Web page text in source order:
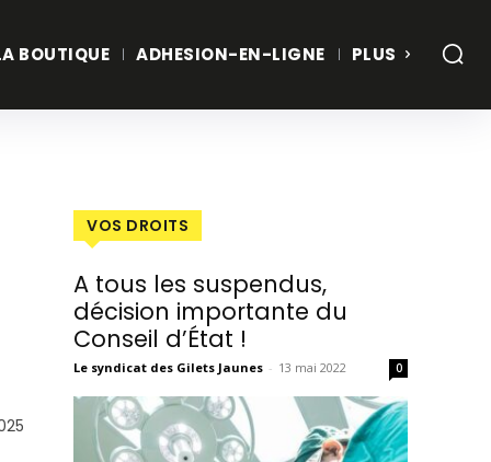
BOUTIQUE ADHESION-EN-LIGNE PLUS
VOS DROITS
A tous les suspendus,
décision importante du
Conseil d’État !
Le syndicat des Gilets Jaunes - 13 mai 2022 0